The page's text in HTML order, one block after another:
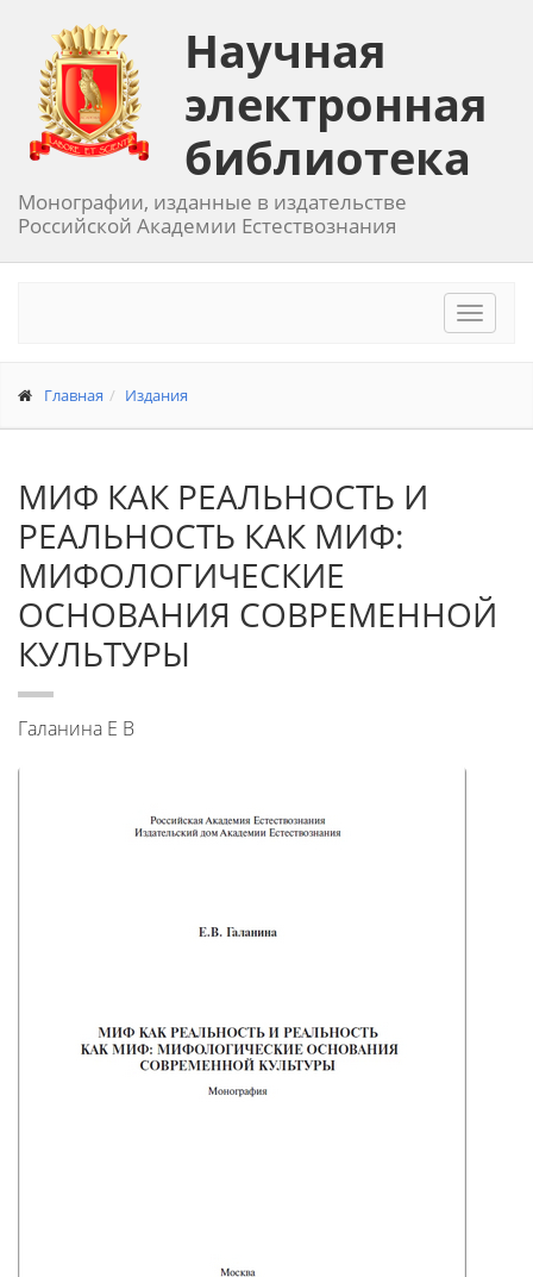
Научная
электронная
библиотека
Монографии, изданные в издательстве
Российской Академии Естествознания
Toggle
Главная Издания
МИФ КАК РЕАЛЬНОСТЬ И
РЕАЛЬНОСТЬ КАК МИФ:
МИФОЛОГИЧЕСКИЕ
ОСНОВАНИЯ СОВРЕМЕННОЙ
КУЛЬТУРЫ
Галанина Е В